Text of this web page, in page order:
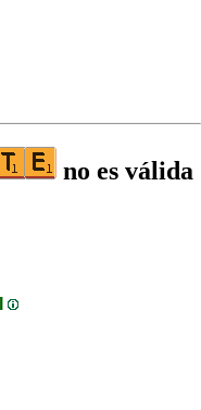
no es válida